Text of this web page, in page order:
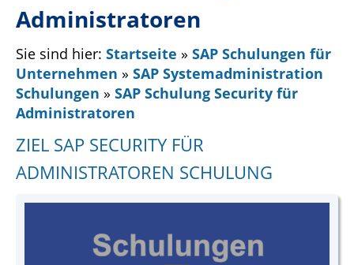
Administratoren
Sie sind hier: Startseite » SAP Schulungen für
Unternehmen » SAP Systemadministration
Schulungen » SAP Schulung Security für
Administratoren
ZIEL SAP SECURITY FÜR
ADMINISTRATOREN SCHULUNG